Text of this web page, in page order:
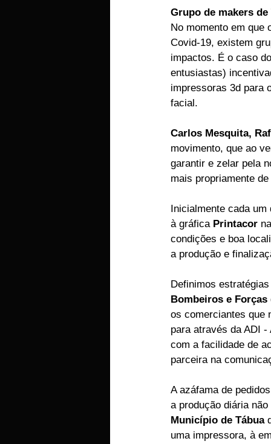
EMPRESAS ARTIGOS LUSA
Grupo de makers
No momento em que
Covid-19, existem
impactos. É o caso do
entusiastas)
impressoras 3d para
facial.
Carlos Mesquita,
movimento, que ao
garantir e zelar pela
mais propriamente
Inicialmente cada
à gráfica Printacor
condições e boa
a produção e
Definimos
Bombeiros e
os comerciantes que
para através da ADI
com a facilidade de
parceira na
A azáfama de
a produção diária
Município de Tábua
uma impressora, à